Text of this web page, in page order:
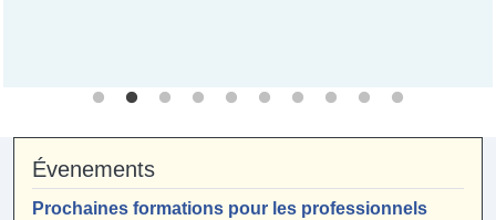
Évenements
Prochaines formations pour les professionnels